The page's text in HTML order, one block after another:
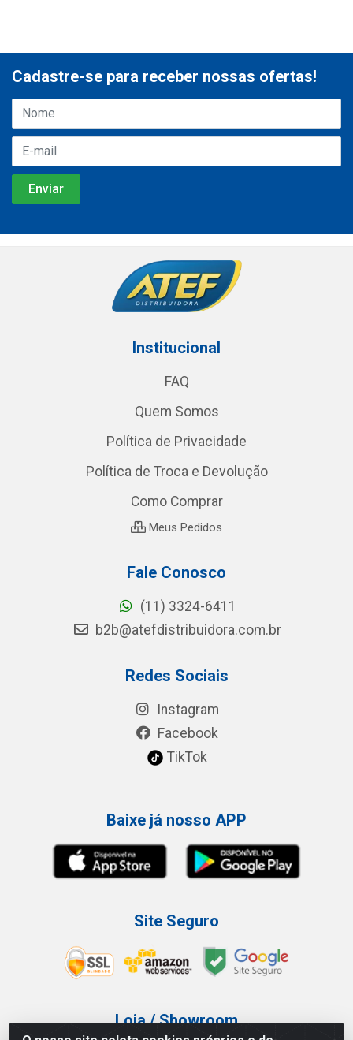
Cadastre-se para receber nossas ofertas!
Institucional
FAQ
Quem Somos
Política de Privacidade
Política de Troca e Devolução
Como Comprar
Meus Pedidos
Fale Conosco
(11) 3324-6411
b2b@atefdistribuidora.com.br
Redes Sociais
Instagram
Facebook
TikTok
Baixe já nosso APP
Site Seguro
Loja / Showroom